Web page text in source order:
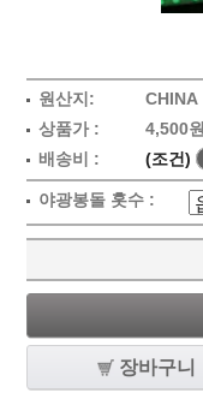
원산지:
CHINA
상품가 :
4,500원
배송비 :
(조건)
야광봉돌 홋수 :
장바구니